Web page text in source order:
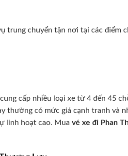
trung chuyển tận nơi tại các điểm
cấp nhiều loại xe từ 4 đến 45
thường có mức giá cạnh tranh và
linh hoạt cao. Mua vé xe đi Phan